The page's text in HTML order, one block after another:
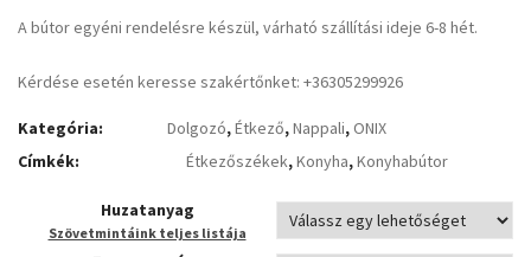
A bútor egyéni rendelésre készül, várható szállítási ideje 6-8 hét.
Kérdése esetén keresse szakértőnket: +36305299926
Kategória: Dolgozó,Étkező,Nappali, ONIX
Címkék:
Étkezőszékek,Konyha,Konyhabútor
Huzatanyag
Szövetmintáink teljes listája